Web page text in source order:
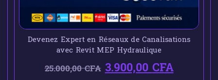
Devenez Expert en Réseaux de Canalisations
avec Revit MEP Hydraulique
25.000,00CFA 3.900,00CFA